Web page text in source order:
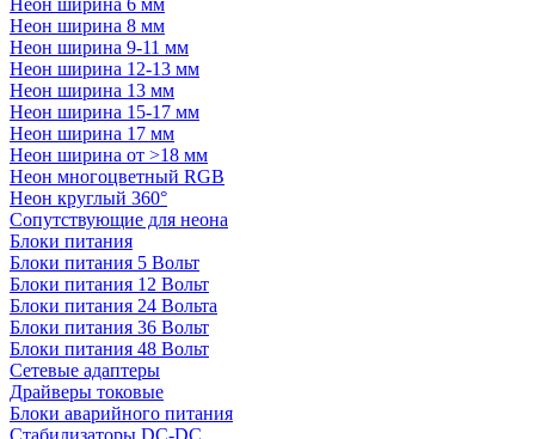
Неон ширина 6 мм
Неон ширина 8 мм
Неон ширина 9-11 мм
Неон ширина 12-13 мм
Неон ширина 13 мм
Неон ширина 15-17 мм
Неон ширина 17 мм
Неон ширина от >18 мм
Неон многоцветный RGB
Неон круглый 360°
Сопутствующие для неона
Блоки питания
Блоки питания 5 Вольт
Блоки питания 12 Вольт
Блоки питания 24 Вольта
Блоки питания 36 Вольт
Блоки питания 48 Вольт
Сетевые адаптеры
Драйверы токовые
Блоки аварийного питания
Стабилизаторы DC-DC